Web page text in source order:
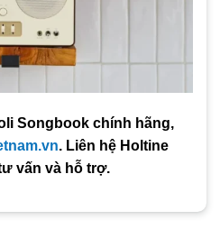
Songbook chính hãng,
. Liên hệ Holtine
vấn và hỗ trợ.